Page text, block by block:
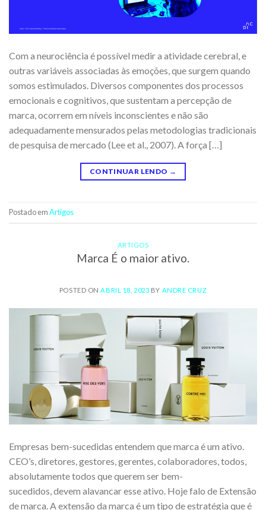
Com a neurociência é possível medir a atividade cerebral, e
outras variáveis associadas às emoções, que surgem quando
somos estimulados. Diversos componentes dos processos
emocionais e cognitivos, que sustentam a percepção de
marca, ocorrem em níveis inconscientes e não são
adequadamente mensurados pelas metodologias tradicionais
de pesquisa de mercado (Lee et al., 2007). A força […]
CONTINUAR LENDO →
Postado emArtigos
ARTIGOS
Marca É o maior ativo.
POSTED ONABRIL 18, 2023 BY ANDRE CRUZ
Empresas bem-sucedidas entendem que marca é um ativo.
CEO’s, diretores, gestores, gerentes, colaboradores, todos,
absolutamente todos que querem ser bem-
sucedidos, devem alavancar esse ativo. Hoje falo de Extensão
de marca. A extensão da marca é um tipo de estratégia que é